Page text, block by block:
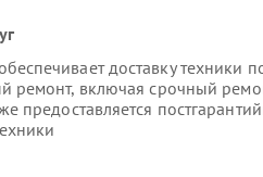
доставку техники
ремонт, включая срочный
предоставляется